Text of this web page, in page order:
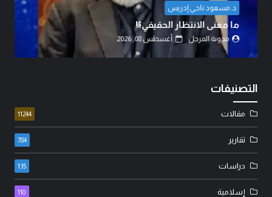
اتفاق الدفاع المشترك…
القوى.
مدونة المرجل
التصنيفات
مقالات 11244
تقارير 784
دراسات 135
إسلامية 110